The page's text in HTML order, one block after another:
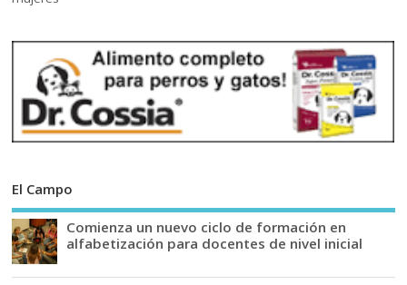
El Campo
Comienza un nuevo ciclo de formación en
alfabetización para docentes de nivel inicial